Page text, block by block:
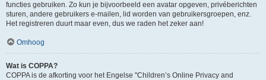
functies gebruiken. Zo kun je bijvoorbeeld een avatar opgeven, privéberichten
sturen, andere gebruikers e-mailen, lid worden van gebruikersgroepen, enz.
Het registreren duurt maar even, dus we raden het zeker aan!
Omhoog
Wat is COPPA?
COPPA is de afkorting voor het Engelse "Children’s Online Privacy and